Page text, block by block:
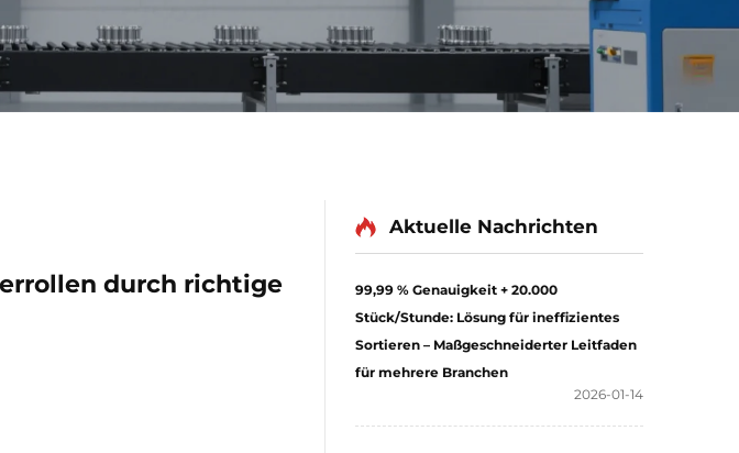
durch richtige
Aktuelle Nachrichten
99,99 % Genauigkeit + 20.000
Stück/Stunde: Lösung für ineffizientes
Sortieren – Maßgeschneiderter Leitfaden
für mehrere Branchen
2026-01-14